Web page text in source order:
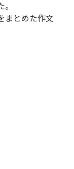
まとめた作文